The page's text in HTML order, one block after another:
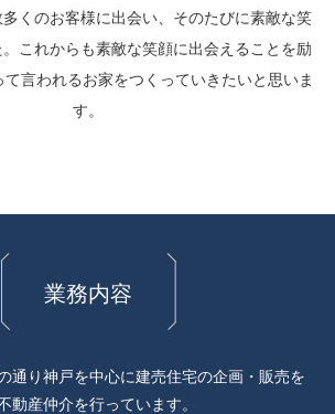
くのお客様に出会い、 そのたびに素敵な笑
これからも素敵な笑顔に出会えることを励
て言われるお家をつくっていきたいと思いま
す。
業務内容
通り神戸を中心に建売住宅の企画・販売を
動産仲介を行っています。